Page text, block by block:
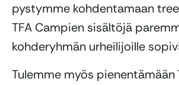
pystymme kohdentamaan
TFA Campien sisältöjä
kohderyhmän urheilijoille
Tulemme myös pienentämään